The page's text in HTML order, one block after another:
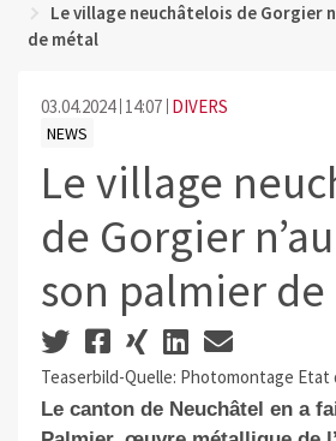
Le village neuchâtelois de Gorgier
de métal
03.04.2024 14:07 DIVERS
NEWS
Le village
de Gorgier
son palmier
Teaserbild-Quelle: Photomontage Etat
Le canton de Neuchâtel en a